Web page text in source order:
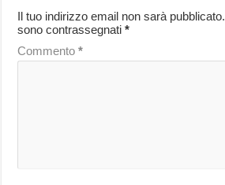
Il tuo indirizzo email non sarà pubblicato.
sono contrassegnati*
Commento*